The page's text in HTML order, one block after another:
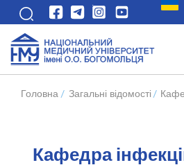
Головна / Загальні відомості /
Кафедра